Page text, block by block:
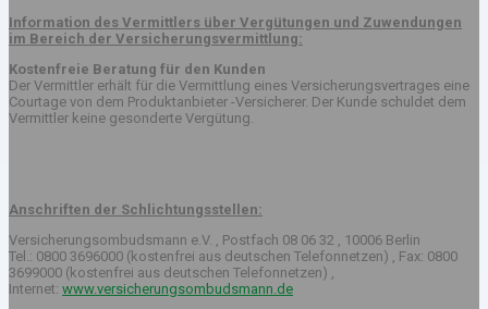
Information des Vermittlers über Vergütungen und Zuwendungen
im Bereich der Versicherungsvermittlung:
Kostenfreie Beratung für den Kunden
Der Vermittler erhält für die Vermittlung eines Versicherungsvertrages eine
Courtage von dem Produktanbieter -Versicherer. Der Kunde schuldet dem
Vermittler keine gesonderte Vergütung.
Anschriften der Schlichtungsstellen:
Versicherungsombudsmann e.V. , Postfach 08 06 32 , 10006 Berlin
Tel.: 0800 3696000 (kostenfrei aus deutschen Telefonnetzen) , Fax: 0800
3699000 (kostenfrei aus deutschen Telefonnetzen) ,
Internet: www.versicherungsombudsmann.de